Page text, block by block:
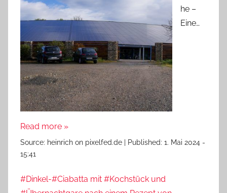
he –
Eine…
Read more »
Source: heinrich on pixelfed.de Published: 1. Mai 2024 -
15:41
#Dinkel-#Ciabatta mit #Kochstück und